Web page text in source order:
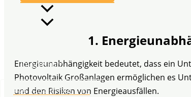
Impressum
+49 2304 97 995 - 46
1.
Energieunabhängigkeit bedeutet, dass ein
Photovoltaik Großanlagen ermöglichen es
und den Risiken von Energieausfällen.